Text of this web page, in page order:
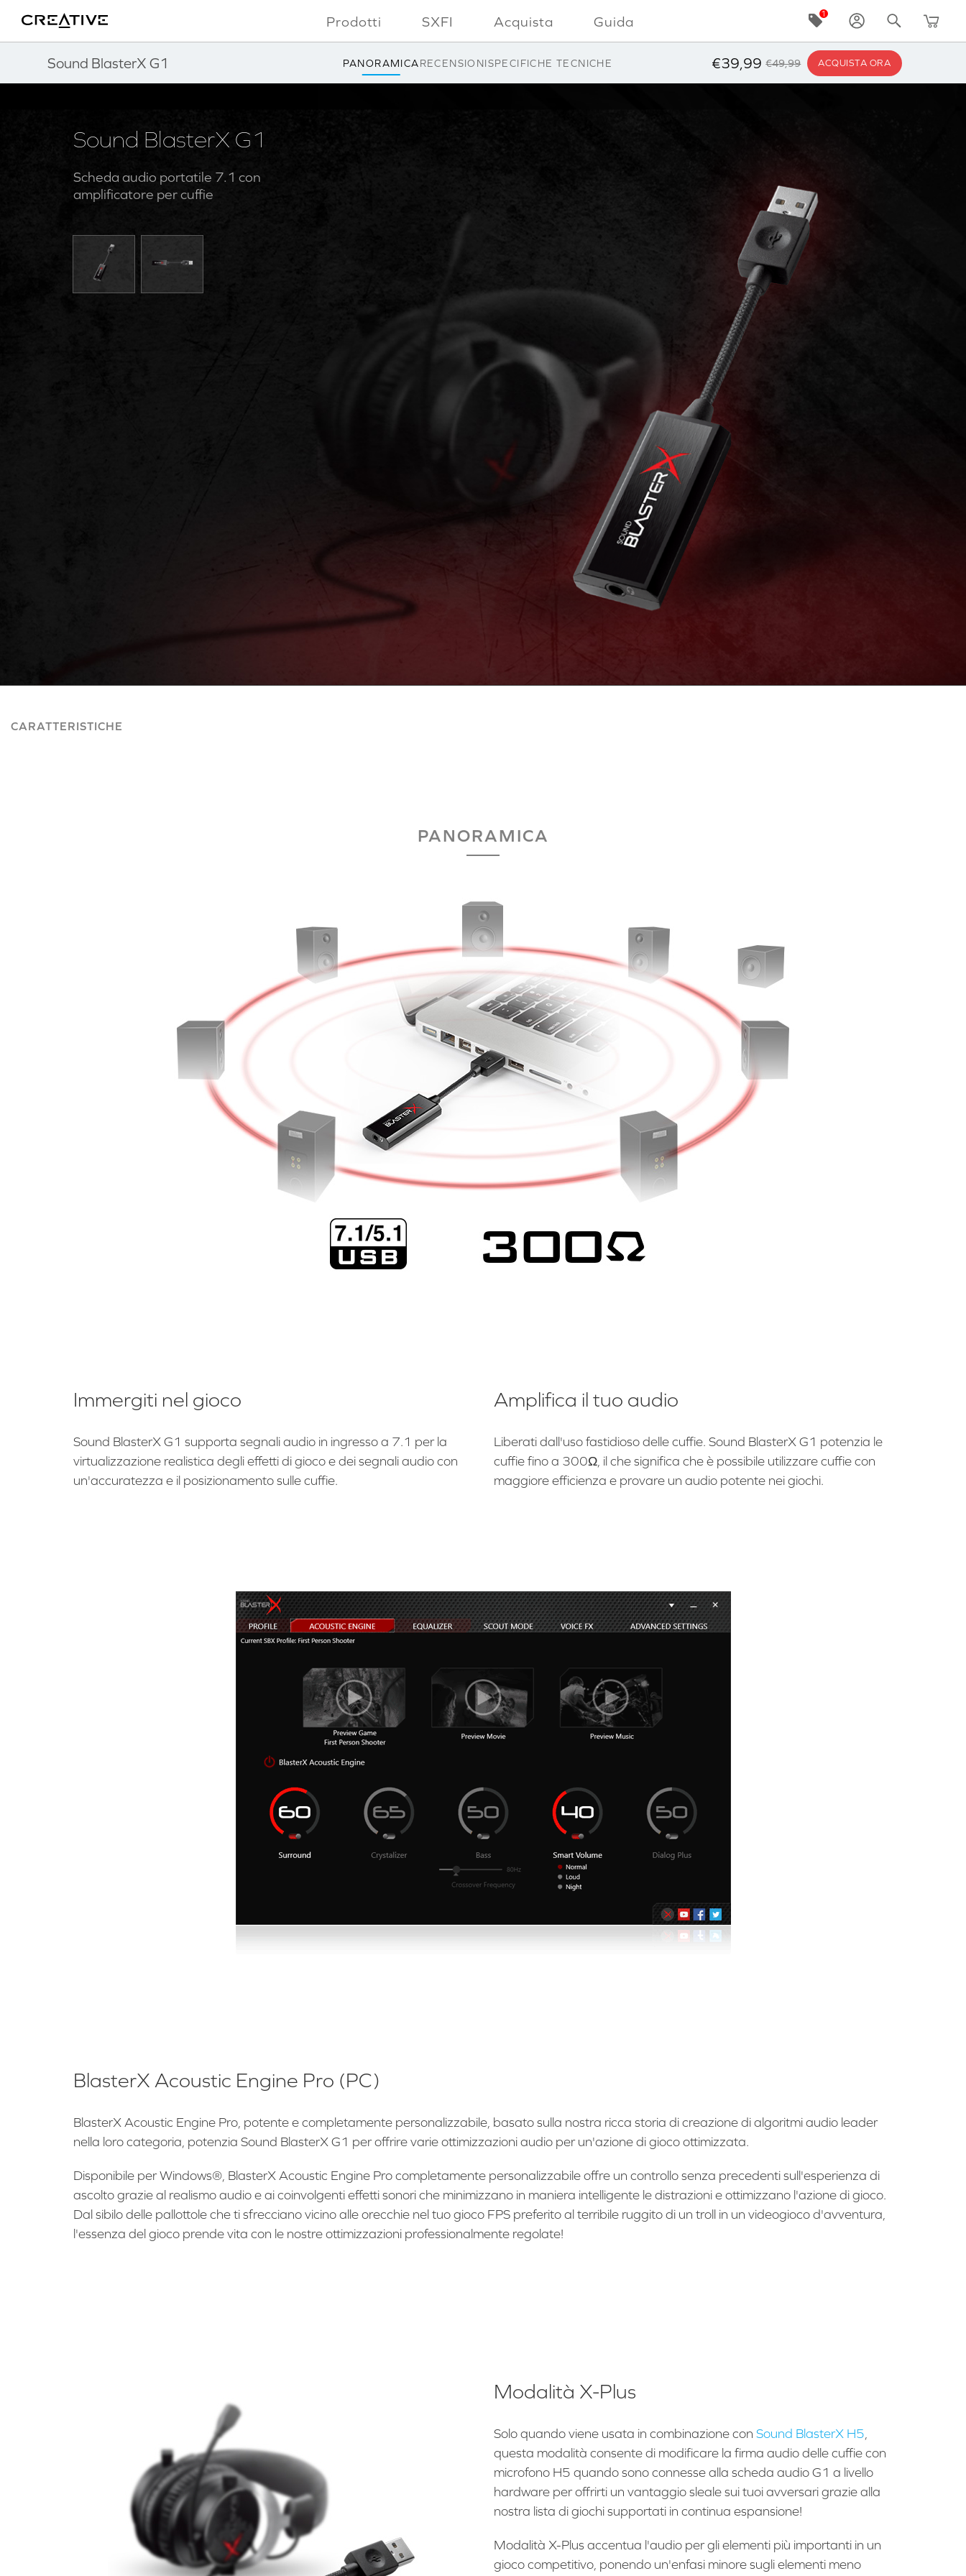
Prodotti SXFI Acquista Guida
Sound BlasterX G1 PANORAMICARECENSIONISPECIFICHE TECNICHE €49,99
€39,99 ACQUISTA ORA
Torna su
Sound BlasterX G1
Scheda audio portatile 7.1 con
amplificatore per cuffie
CARATTERISTICHE
PANORAMICA
Immergiti nel gioco
Sound BlasterX G1 supporta segnali audio in ingresso a 7.1 per la
virtualizzazione realistica degli effetti di gioco e dei segnali audio con
un'accuratezza e il posizionamento sulle cuffie.
Amplifica il tuo audio
Liberati dall'uso fastidioso delle cuffie. Sound BlasterX G1 potenzia le
cuffie fino a 300Ω, il che significa che è possibile utilizzare cuffie con
maggiore efficienza e provare un audio potente nei giochi.
BlasterX Acoustic Engine Pro (PC)
BlasterX Acoustic Engine Pro, potente e completamente personalizzabile, basato sulla nostra ricca storia di creazione di algoritmi audio leader
nella loro categoria, potenzia Sound BlasterX G1 per offrire varie ottimizzazioni audio per un'azione di gioco ottimizzata.
Disponibile per Windows®, BlasterX Acoustic Engine Pro completamente personalizzabile offre un controllo senza precedenti sull'esperienza di
ascolto grazie al realismo audio e ai coinvolgenti effetti sonori che minimizzano in maniera intelligente le distrazioni e ottimizzano l'azione di gioco.
Dal sibilo delle pallottole che ti sfrecciano vicino alle orecchie nel tuo gioco FPS preferito al terribile ruggito di un troll in un videogioco d'avventura,
l'essenza del gioco prende vita con le nostre ottimizzazioni professionalmente regolate!
Modalità X-Plus
Solo quando viene usata in combinazione con Sound BlasterX H5,
questa modalità consente di modificare la firma audio delle cuffie con
microfono H5 quando sono connesse alla scheda audio G1 a livello
hardware per offrirti un vantaggio sleale sui tuoi avversari grazie alla
nostra lista di giochi supportati in continua espansione!
Modalità X-Plus accentua l'audio per gli elementi più importanti in un
gioco competitivo, ponendo un'enfasi minore sugli elementi meno